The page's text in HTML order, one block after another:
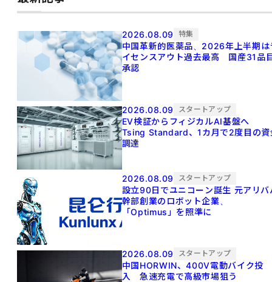
2026.08.09 特集
中国革新的医薬品、2026年上半期は
イセンスアウト過去最高 国産31品
承認
2026.08.09 スタートアップ
EV検証からフィジカルAI基盤へ
Tsing Standard、1カ月で2度目の資
調達
2026.08.09 スタートアップ
設立90日でユニコーン誕生 元アリババ
幹部創業のロボット企業、
「Optimus」を照準に
2026.08.09 スタートアップ
中国HORWIN、400V電動バイク投
入 急速充電で高級市場狙う